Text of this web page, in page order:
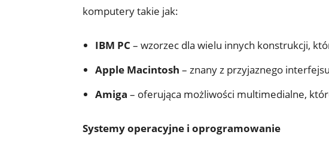
komputery takie jak:
IBM PC – wzorzec dla wielu innych konstrukcji,
Apple Macintosh – znany z przyjaznego
Amiga – oferująca możliwości multimedialne,
Systemy operacyjne i oprogramowanie